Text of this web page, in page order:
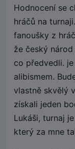
Hodnocení se
hráčů na
fanoušky z
že český
co předvedli.
alibismem.
vlastně skvělý
získali jeden
Lukáši, turnaj
který za mne